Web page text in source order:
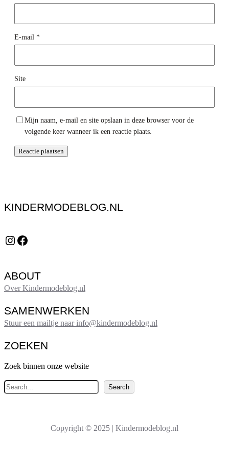
E-mail *
Site
Mijn naam, e-mail en site opslaan in deze browser voor de
volgende keer wanneer ik een reactie plaats.
KINDERMODEBLOG.NL
Instagram Facebook
ABOUT
Over Kindermodeblog.nl
SAMENWERKEN
Stuur een mailtje naar info@kindermodeblog.nl
ZOEKEN
Zoek binnen onze website
Z
o
e
Search
Copyright © 2025 | Kindermodeblog.nl